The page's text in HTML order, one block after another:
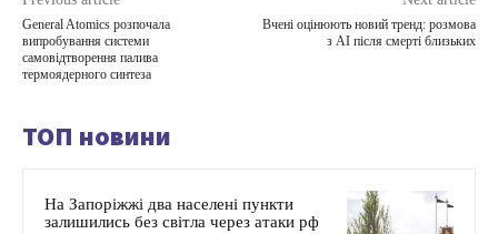
General Atomics розпочала
випробування системи
самовідтворення палива
термоядерного синтеза
Вчені оцінюють новий тренд: розмова
з AI після смерті близьких
ТОП новини
На Запоріжжі два населені пункти
залишились без світла через атаки рф